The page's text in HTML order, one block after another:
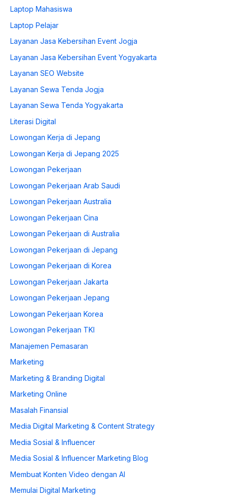
Laptop Mahasiswa
Laptop Pelajar
Layanan Jasa Kebersihan Event Jogja
Layanan Jasa Kebersihan Event Yogyakarta
Layanan SEO Website
Layanan Sewa Tenda Jogja
Layanan Sewa Tenda Yogyakarta
Literasi Digital
Lowongan Kerja di Jepang
Lowongan Kerja di Jepang 2025
Lowongan Pekerjaan
Lowongan Pekerjaan Arab Saudi
Lowongan Pekerjaan Australia
Lowongan Pekerjaan Cina
Lowongan Pekerjaan di Australia
Lowongan Pekerjaan di Jepang
Lowongan Pekerjaan di Korea
Lowongan Pekerjaan Jakarta
Lowongan Pekerjaan Jepang
Lowongan Pekerjaan Korea
Lowongan Pekerjaan TKI
Manajemen Pemasaran
Marketing
Marketing & Branding Digital
Marketing Online
Masalah Finansial
Media Digital Marketing & Content Strategy
Media Sosial & Influencer
Media Sosial & Influencer Marketing Blog
Membuat Konten Video dengan AI
Memulai Digital Marketing